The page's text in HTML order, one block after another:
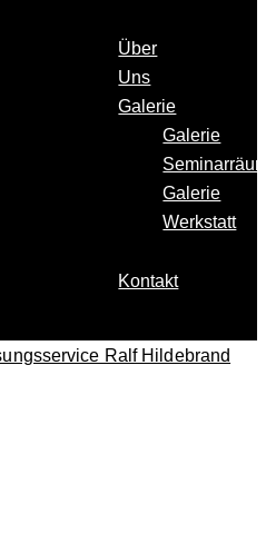
Über
Uns
Galerie
Galerie
Galerie
Werkstatt
Kontakt